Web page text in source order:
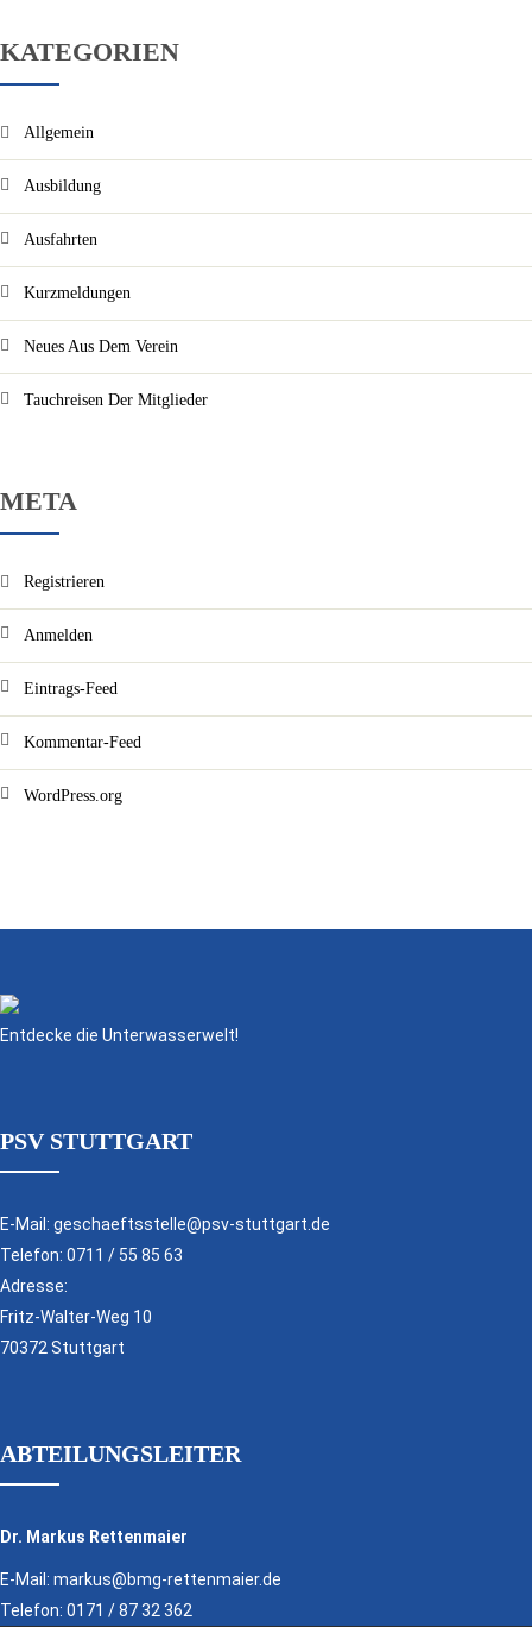
KATEGORIEN
Allgemein
Ausbildung
Ausfahrten
Kurzmeldungen
Neues Aus Dem Verein
Tauchreisen Der Mitglieder
META
Registrieren
Anmelden
Eintrags-Feed
Kommentar-Feed
WordPress.org
Entdecke die Unterwasserwelt!
PSV STUTTGART
E-Mail: geschaeftsstelle@psv-stuttgart.de
Telefon: 0711 / 55 85 63
Adresse:
Fritz-Walter-Weg 10
70372 Stuttgart
ABTEILUNGSLEITER
Dr. Markus Rettenmaier
E-Mail: markus@bmg-rettenmaier.de
Telefon: 0171 / 87 32 362